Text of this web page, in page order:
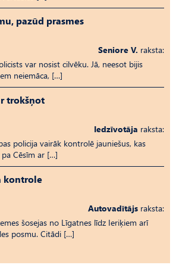
pazūd prasmes
Seniore V. raksta:
var nosist cilvēku. Jā, neesot bijis
neiemāca, […]
trokšņot
Iedzīvotāja raksta:
policija vairāk kontrolē jauniešus, kas
Cēsīm ar […]
kontrole
Autovadītājs raksta:
šosejas no Līgatnes līdz Ieriķiem arī
posmu. Citādi […]